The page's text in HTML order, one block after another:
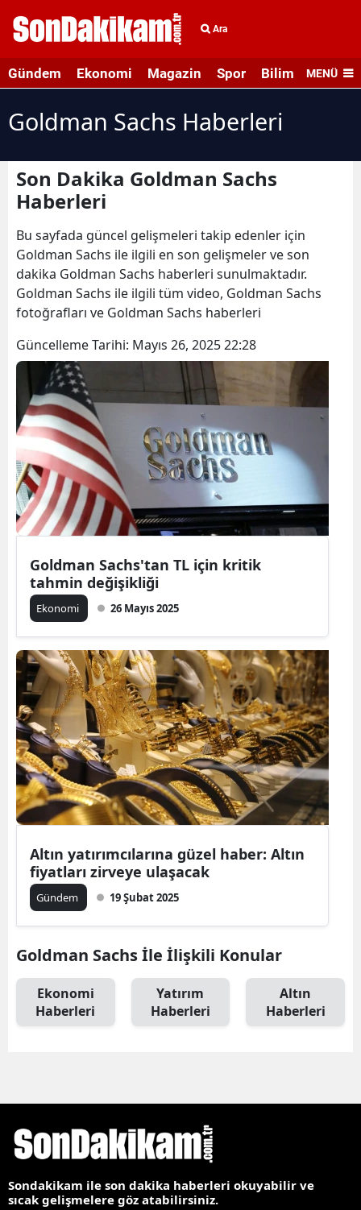
Ara
Gündem Ekonomi Magazin Spor Bilim veMENÜ
Goldman Sachs Haberleri
Son Dakika Goldman Sachs
Haberleri
Bu sayfada güncel gelişmeleri takip edenler için
Goldman Sachs ile ilgili en son gelişmeler ve son
dakika Goldman Sachs haberleri sunulmaktadır.
Goldman Sachs ile ilgili tüm video, Goldman Sachs
fotoğrafları ve Goldman Sachs haberleri
Güncelleme Tarihi: Mayıs 26, 2025 22:28
Goldman Sachs'tan TL için kritik
tahmin değişikliği
Ekonomi 26 Mayıs 2025
Altın yatırımcılarına güzel haber: Altın
fiyatları zirveye ulaşacak
Gündem 19 Şubat 2025
Goldman Sachs İle İlişkili Konular
Ekonomi
Haberleri
Yatırım
Haberleri
Altın
Haberleri
Sondakikam ile son dakika haberleri okuyabilir ve
sıcak gelişmelere göz atabilirsiniz.